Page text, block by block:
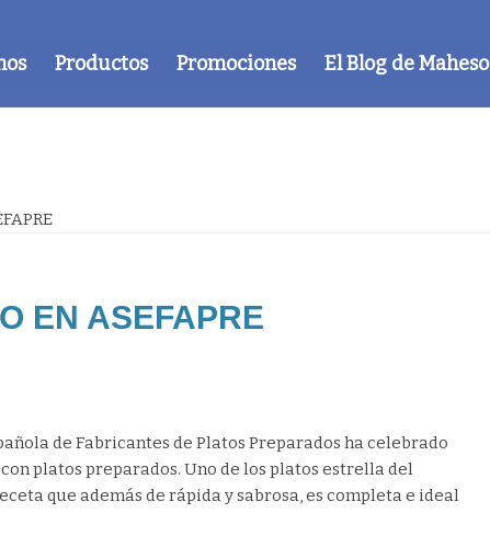
Productos Promociones El Blog de Maheso
EN ASEFAPRE
de Fabricantes de Platos Preparados ha celebrado
platos preparados. Uno de los platos estrella del
que además de rápida y sabrosa, es completa e ideal